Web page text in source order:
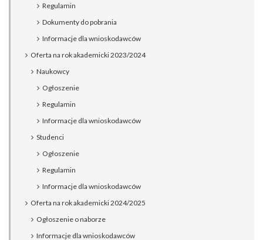
Regulamin
Dokumenty do pobrania
Informacje dla wnioskodawców
Oferta na rok akademicki 2023/2024
Naukowcy
Ogłoszenie
Regulamin
Informacje dla wnioskodawców
Studenci
Ogłoszenie
Regulamin
Informacje dla wnioskodawców
Oferta na rok akademicki 2024/2025
Ogłoszenie o naborze
Informacje dla wnioskodawców